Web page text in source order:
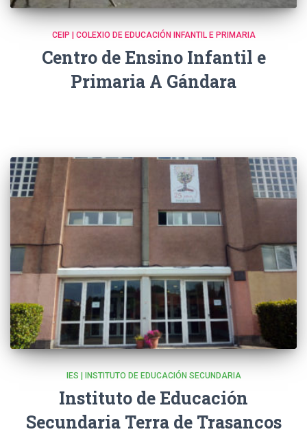
CEIP | COLEXIO DE EDUCACIÓN INFANTIL E PRIMARIA
Centro de Ensino Infantil e
Primaria A Gándara
IES | INSTITUTO DE EDUCACIÓN SECUNDARIA
Instituto de Educación
Secundaria Terra de Trasancos